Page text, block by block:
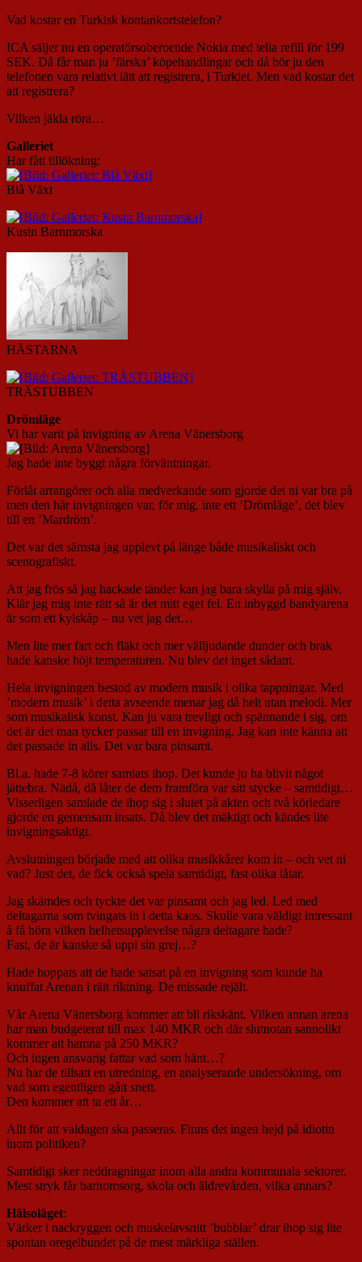
Vad kostar en Turkisk kontankortstelefon?
ICA säljer nu en operatörsoberoende Nokia med telia refill för 199
SEK. Då får man ju ’färska’ köpehandlingar och då bör ju den
telefonen vara relativt lätt att registrera, i Turkiet. Men vad kostar det
att registrera?
Vilken jäkla röra…
Galleriet
Har fått tillökning:
Blå Växt
Kusin Barnmorska
HÄSTARNA
TRÄSTUBBEN
Drömläge
Vi har varit på invigning av Arena Vänersborg
Jag hade inte byggt några förväntningar.
Förlåt arrangörer och alla medverkande som gjorde det ni var bra på
men den här invigningen var, för mig, inte ett ’Drömläge’, det blev
till en ’Mardröm’.
Det var det sämsta jag upplevt på länge både musikaliskt och
scenografiskt.
Att jag frös så jag hackade tänder kan jag bara skylla på mig själv.
Klär jag mig inte rätt så är det mitt eget fel. En inbyggd bandyarena
är som ett kylskåp – nu vet jag det…
Men lite mer fart och fläkt och mer välljudande dunder och brak
hade kanske höjt temperaturen. Nu blev det inget sådant.
Hela invigningen bestod av modern musik i olika tappningar. Med
’modern musik’ i detta avseende menar jag då helt utan melodi. Mer
som musikalisk konst. Kan ju vara trevligt och spännande i sig, om
det är det man tycker passar till en invigning. Jag kan inte känna att
det passade in alls. Det var bara pinsamt.
Bl.a. hade 7-8 körer samlats ihop. Det kunde ju ha blivit något
jättebra. Nädå, då låter de dem framföra var sitt stycke – samtidigt…
Visserligen samlade de ihop sig i slutet på akten och två körledare
gjorde en gemensam insats. Då blev det mäktigt och kändes lite
invigningsaktigt.
Avslutningen började med att olika musikkårer kom in – och vet ni
vad? Just det, de fick också spela samtidigt, fast olika låtar.
Jag skämdes och tyckte det var pinsamt och jag led. Led med
deltagarna som tvingats in i detta kaos. Skulle vara väldigt intressant
å få höra vilken helhetsupplevelse några deltagare hade?
Fast, de är kanske så uppi sin grej…?
Hade hoppats att de hade satsat på en invigning som kunde ha
knuffat Arenan i rätt riktning. De missade rejält.
Vår Arena Vänersborg kommer att bli rikskänt. Vilken annan arena
har man budgeterat till max 140 MKR och där slutnotan sannolikt
kommer att hamna på 250 MKR?
Och ingen ansvarig fattar vad som hänt…?
Nu har de tillsatt en utredning, en analyserande undersökning, om
vad som egentligen gått snett.
Den kommer att ta ett år…
Allt för att valdagen ska passeras. Finns det ingen hejd på idiotin
inom politiken?
Samtidigt sker neddragningar inom alla andra kommunala sektorer.
Mest stryk får barnomsorg, skola och äldrevården, vilka annars?
Hälsoläget:
Värker i nackryggen och muskelavsnitt ’bubblar’ drar ihop sig lite
spontan oregelbundet på de mest märkliga ställen.